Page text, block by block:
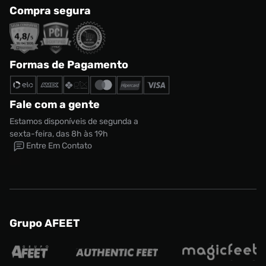
Compra segura
Formas de Pagamento
Fale com a gente
Estamos disponíveis de segunda a
sexta-feira, das 8h às 19h
Entre Em Contato
Grupo AFEET